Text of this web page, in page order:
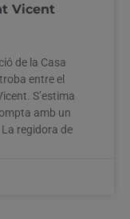
Vicent
de la Casa
entre el
S’estima
amb un
regidora de